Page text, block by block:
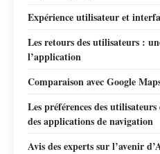
Expérience utilisateur et
Les retours des utilisateurs :
l’application
Comparaison avec Google
Les préférences des
des applications de navigation
Avis des experts sur l’avenir